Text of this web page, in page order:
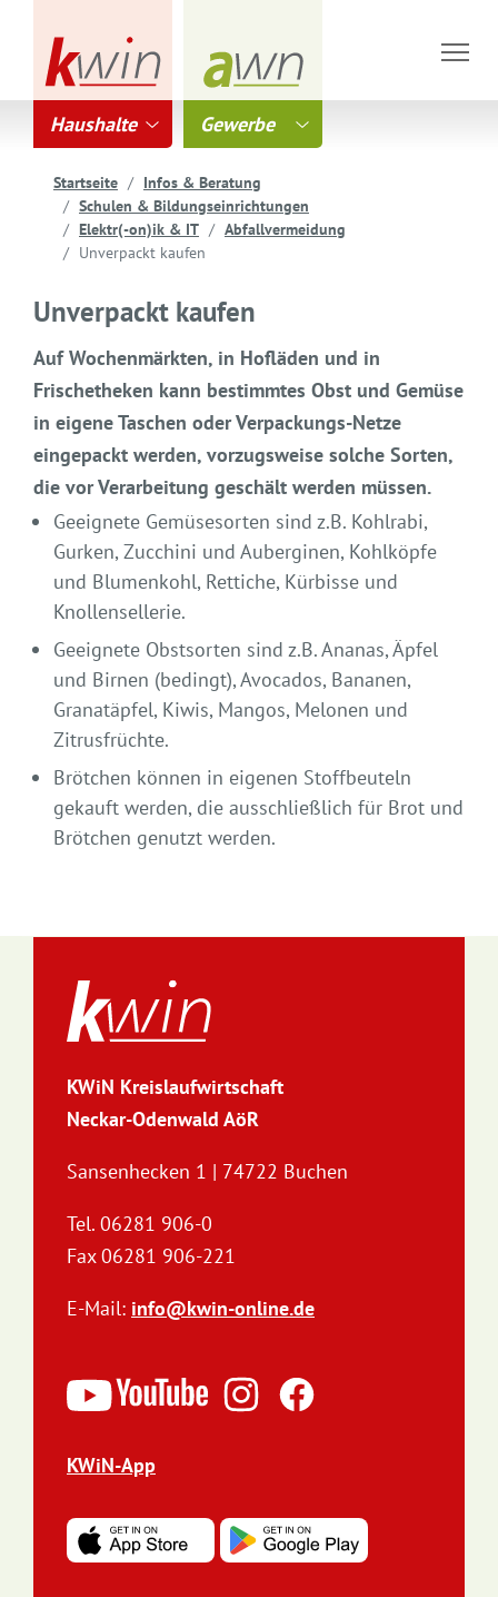
Haushalte Gewerbe
Startseite
Infos & Beratung
Schulen & Bildungseinrichtungen
Elektr(-on)ik & IT
Abfallvermeidung
Unverpackt kaufen
Unverpackt kaufen
Auf Wochenmärkten, in Hofläden und in
Frischetheken kann bestimmtes Obst und Gemüse
in eigene Taschen oder Verpackungs-Netze
eingepackt werden, vorzugsweise solche Sorten,
die vor Verarbeitung geschält werden müssen.
Geeignete Gemüsesorten sind z.B. Kohlrabi,
Gurken, Zucchini und Auberginen, Kohlköpfe
und Blumenkohl, Rettiche, Kürbisse und
Knollensellerie.
Geeignete Obstsorten sind z.B. Ananas, Äpfel
und Birnen (bedingt), Avocados, Bananen,
Granatäpfel, Kiwis, Mangos, Melonen und
Zitrusfrüchte.
Brötchen können in eigenen Stoffbeuteln
gekauft werden, die ausschließlich für Brot und
Brötchen genutzt werden.
KWiN Kreislaufwirtschaft
Neckar-Odenwald AöR
Sansenhecken 1 | 74722 Buchen
Tel. 06281 906-0
Fax 06281 906-221
E-Mail: info@kwin-online.de
KWiN-App